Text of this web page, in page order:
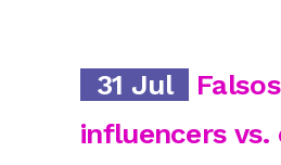
31 Jul
Falsos
influencers vs.